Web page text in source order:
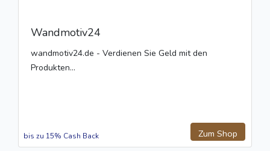
Wandmotiv24
wandmotiv24.de - Verdienen Sie Geld mit den
Produkten...
Zum Shop
bis zu 15% Cash Back